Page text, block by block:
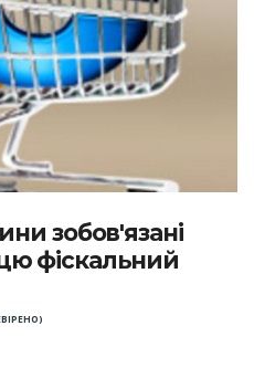
зобов'язані
фіскальний